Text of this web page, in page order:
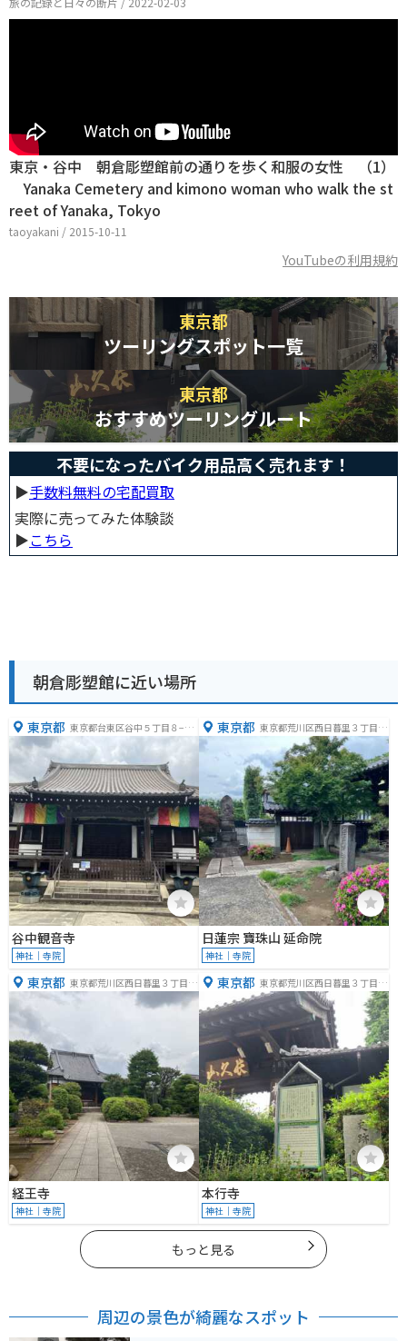
東京・谷中 朝倉彫塑館前の通りを歩く和服の女性 （1）
Yanaka Cemetery and kimono woman who walk the st
reet of Yanaka, Tokyo
taoyakani / 2015-10-11
YouTubeの利用規約
東京都
ツーリングスポット一覧
東京都
おすすめツーリングルート
不要になったバイク用品高く売れます！
▶︎手数料無料の宅配買取
実際に売ってみた体験談
▶︎こちら
朝倉彫塑館に近い場所
東京都 東京都台東区谷中５丁目８−２
谷中観音寺
神社｜寺院
東京都 東京都荒川区西日暮里３丁目１
日蓮宗 寶珠山 延命院
神社｜寺院
東京都 東京都荒川区西日暮里３丁目２
−６
経王寺
神社｜寺院
東京都 東京都荒川区西日暮里３丁目１
−３
本行寺
神社｜寺院
もっと見る
周辺の景色が綺麗なスポット